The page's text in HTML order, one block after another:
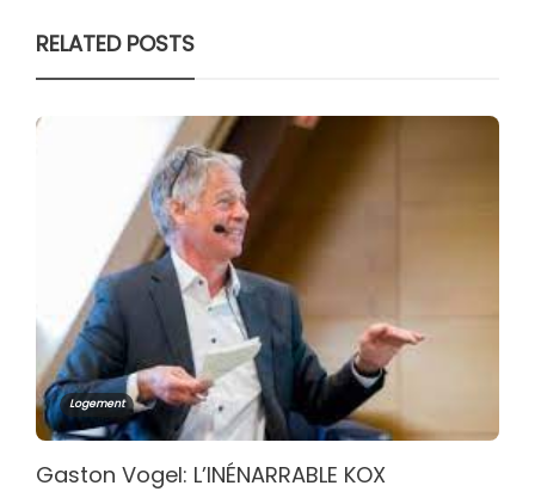
RELATED POSTS
Logement
Gaston Vogel: L’INÉNARRABLE KOX